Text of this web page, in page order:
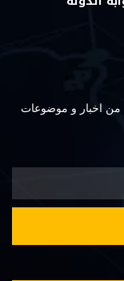
من اخبار و موضوعات